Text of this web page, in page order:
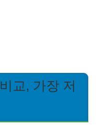
교, 가장 저